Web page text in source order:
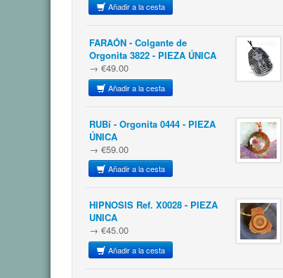
Añadir a la cesta
FARAÓN - Colgante de
Orgonita 3822 - PIEZA ÚNICA
→ €49.00
Añadir a la cesta
RUBí - Orgonita 0444 - PIEZA
ÚNICA
→ €59.00
Añadir a la cesta
HIPNOSIS Ref. X0028 - PIEZA
UNICA
→ €45.00
Añadir a la cesta